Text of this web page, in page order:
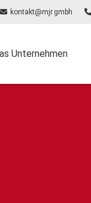
kontakt@mjr.gmbh
Unternehmen